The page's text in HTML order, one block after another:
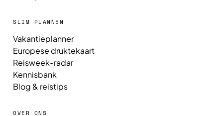
SLIM PLANNEN
Vakantieplanner
Europese druktekaart
Reisweek-radar
Kennisbank
Blog & reistips
OVER ONS